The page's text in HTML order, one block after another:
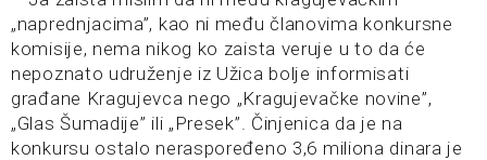
„naprednjacima”, kao ni među članovima konkursne
komisije, nema nikog ko zaista veruje u to da će
nepoznato udruženje iz Užica bolje informisati
građane Kragujevca nego „Kragujevačke novine”,
„Glas Šumadije” ili „Presek”. Činjenica da je na
konkursu ostalo neraspoređeno 3,6 miliona dinara je